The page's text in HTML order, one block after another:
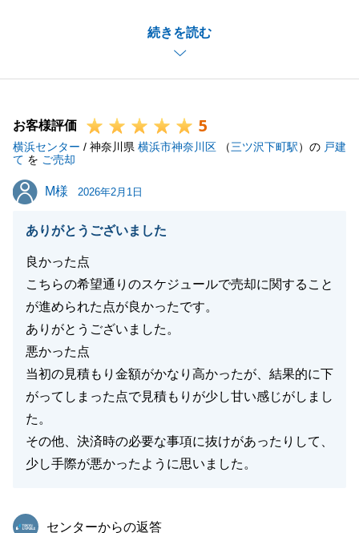
続きを読む
いましたが、私の説明にいつも真剣に耳を傾けてくだ
さったH様のご理解とご協力があったからこそ、無事
に完結できたお取引でした。
感謝申し上げます。
また何かお役に立てることがございましたら、いつで
もお気軽にお声がけください。
今後ともどうぞよろしくお願いいたします。
お客様評価 5
横浜センター / 神奈川県 横浜市神奈川区 （三ツ沢下町駅）の 戸建
て を ご売却
M様
M様 2026年2月1日
ありがとうございました
良かった点
こちらの希望通りのスケジュールで売却に関すること
が進められた点が良かったです。
ありがとうございました。
悪かった点
当初の見積もり金額がかなり高かったが、結果的に下
がってしまった点で見積もりが少し甘い感じがしまし
た。
その他、決済時の必要な事項に抜けがあったりして、
少し手際が悪かったように思いました。
東急リバブル
センターからの返答